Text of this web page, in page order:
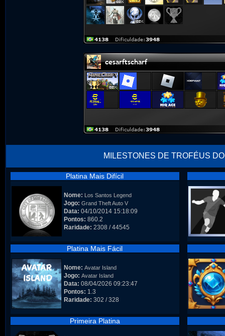
MILESTONES DE TROFÉUS
Platina Mais Difícil
Nome: Los Santos Legend
Jogo: Grand Theft Auto V
Data: 04/10/2014 15:18:09
Pontos: 860.2
Raridade: 2308 / 44545
Platina Mais Fácil
Nome: Avatar Island
Jogo: Avatar Island
Data: 08/04/2026 09:23:47
Pontos: 1.3
Raridade: 302 / 328
Primeira Platina